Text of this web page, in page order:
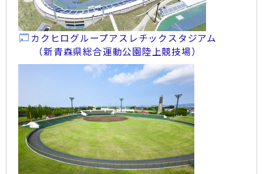
カクヒログループアスレチックスタジアム
（新青森県総合運動公園陸上競技場）